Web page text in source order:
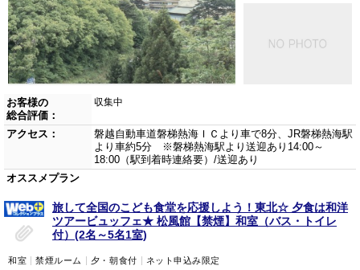
お客様の
総合評価：
収集中
アクセス：
磐越自動車道磐梯熱海ＩＣより車で8分、JR磐梯熱海駅
より車約5分 ※磐梯熱海駅より送迎あり14:00～
18:00（駅到着時連絡要）/送迎あり
オススメプラン
旅して全国のこども食堂を応援しよう！東北☆ 夕食は和洋
ツアービュッフェ★ 松風館【禁煙】和室（バス・トイレ
付）(2名～5名1室)
和室 禁煙ルーム 夕・朝食付 ネット申込み限定